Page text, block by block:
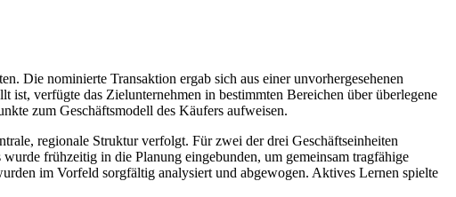
Die nominierte Transaktion ergab sich aus einer unvorhergesehenen
ist, verfügte das Zielunternehmen in bestimmten Bereichen über überlegene
zum Geschäftsmodell des Käufers aufweisen.
regionale Struktur verfolgt. Für zwei der drei Geschäftseinheiten
frühzeitig in die Planung eingebunden, um gemeinsam tragfähige
im Vorfeld sorgfältig analysiert und abgewogen. Aktives Lernen spielte